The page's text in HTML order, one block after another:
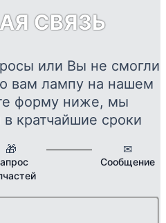
СВЯЗЬ
или Вы не смогли
вам лампу на нашем
форму ниже, мы
кратчайшие сроки
🎁 ✉
Сообщение